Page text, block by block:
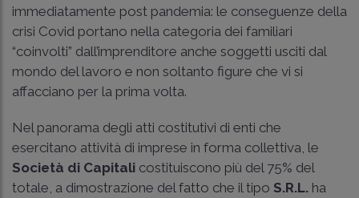
immediatamente post pandemia: le conseguenze della
crisi Covid portano nella categoria dei familiari
“coinvolti” dall’imprenditore anche soggetti usciti dal
mondo del lavoro e non soltanto figure che vi si
affacciano per la prima volta.
Nel panorama degli atti costitutivi di enti che
esercitano attività di imprese in forma collettiva, le
Società di Capitali costituiscono più del 75% del
totale, a dimostrazione del fatto che il tipo S.R.L. ha